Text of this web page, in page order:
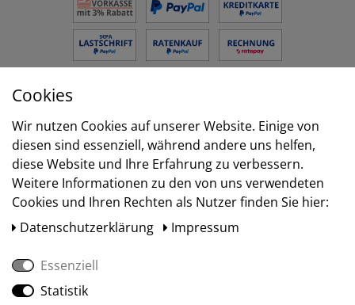
Versand
Cookies
Wir nutzen Cookies auf unserer Website. Einige von
diesen sind essenziell, während andere uns helfen,
diese Website und Ihre Erfahrung zu verbessern.
Weitere Informationen zu den von uns verwendeten
Cookies und Ihren Rechten als Nutzer finden Sie hier:
Daten­schutz­erklärung
Impressum
Essenziell
Statistik